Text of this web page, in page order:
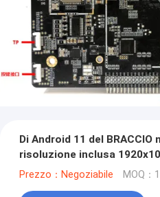
Di Android 11 del BRACCIO
risoluzione inclusa
Sunchip
Prezzo：Negoziabile MOQ：